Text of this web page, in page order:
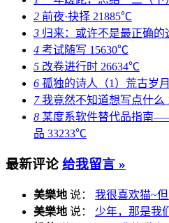
2 前夜·抉择 21885℃
3 归来：或许不是最正确的
4 考试随写 15630℃
5 改卷进行时 26634℃
6 孤独的诗人（1）荒古岁
7我竟然不知道想写点什么
8 某度系软件替代品指南
品 33233℃
最新评论 给我留言 »
美樂地 说： 我很喜欢猫~
美樂地 说： 少年，那是我